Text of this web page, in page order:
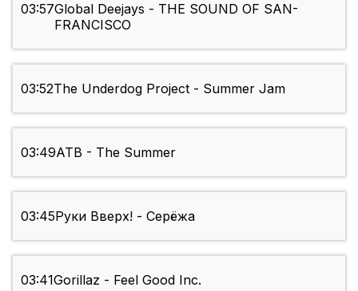
03:57Global Deejays - THE SOUND OF SAN-
FRANCISCO
03:52The Underdog Project - Summer Jam
03:49ATB - The Summer
03:45Руки Вверх! - Серёжа
03:41Gorillaz - Feel Good Inc.